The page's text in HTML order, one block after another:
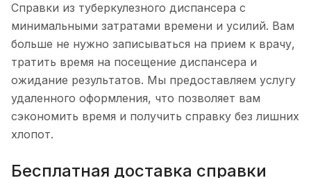
Справки из туберкулезного диспансера с
минимальными затратами времени и усилий. Вам
больше не нужно записываться на прием к врачу,
тратить время на посещение диспансера и
ожидание результатов. Мы предоставляем услугу
удаленного оформления, что позволяет вам
сэкономить время и получить справку без лишних
хлопот.
Бесплатная доставка справки